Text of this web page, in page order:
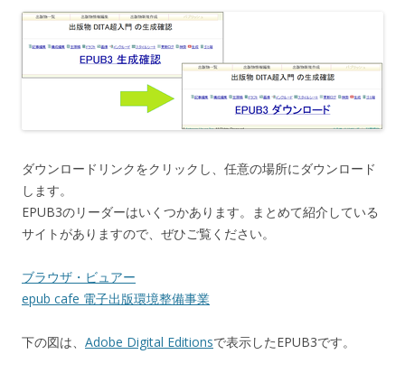
ダウンロードリンクをクリックし、任意の場所にダウンロード
します。
EPUB3のリーダーはいくつかあります。まとめて紹介している
サイトがありますので、ぜひご覧ください。
ブラウザ・ビュアー
epub cafe 電子出版環境整備事業
下の図は、 Adobe Digital Editionsで表示したEPUB3です。